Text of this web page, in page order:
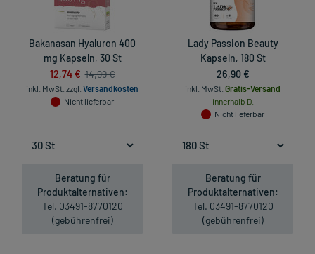
Bakanasan Hyaluron 400
mg Kapseln, 30 St
12,74 € 14,99 €
inkl. MwSt. zzgl. Versandkosten
Nicht lieferbar
Beratung für
Produktalternativen:
Tel. 03491-8770120
(gebührenfrei)
Lady Passion Beauty
Kapseln, 180 St
26,90 €
inkl. MwSt. Gratis-Versand
innerhalb D.
Nicht lieferbar
Beratung für
Produktalternativen:
Tel. 03491-8770120
(gebührenfrei)